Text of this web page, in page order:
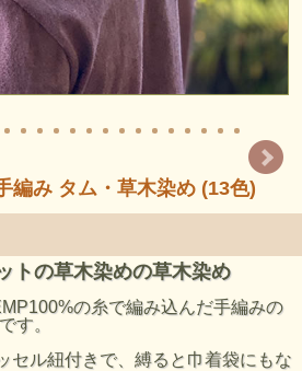
編み タム・草木染め (13色)
トの草木染めの草木染め
の糸で編み込んだ手編みの
す。
セル紐付きで、縛ると巾着袋にもな